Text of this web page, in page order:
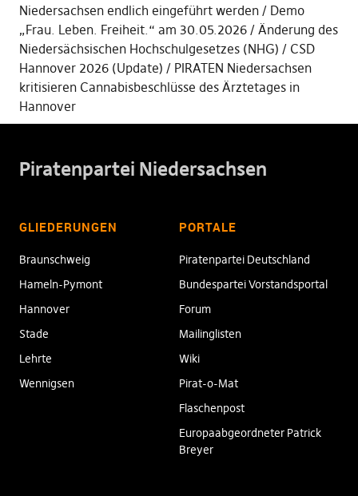
Niedersachsen endlich eingeführt werden
Demo
„Frau. Leben. Freiheit.“ am 30.05.2026
Änderung des
Niedersächsischen Hochschulgesetzes (NHG)
CSD
Hannover 2026 (Update)
PIRATEN Niedersachsen
kritisieren Cannabisbeschlüsse des Ärztetages in
Hannover
Piratenpartei Niedersachsen
GLIEDERUNGEN
Braunschweig
Hameln-Pymont
Hannover
Stade
Lehrte
Wennigsen
PORTALE
Piratenpartei Deutschland
Bundespartei Vorstandsportal
Forum
Mailinglisten
Wiki
Pirat-o-Mat
Flaschenpost
Europaabgeordneter Patrick
Breyer